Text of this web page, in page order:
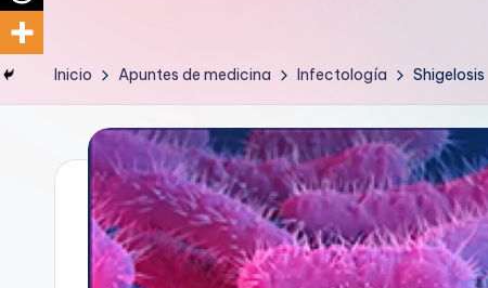
i
c
u
Inicio Apuntes de medicina Infectología Shigelosis